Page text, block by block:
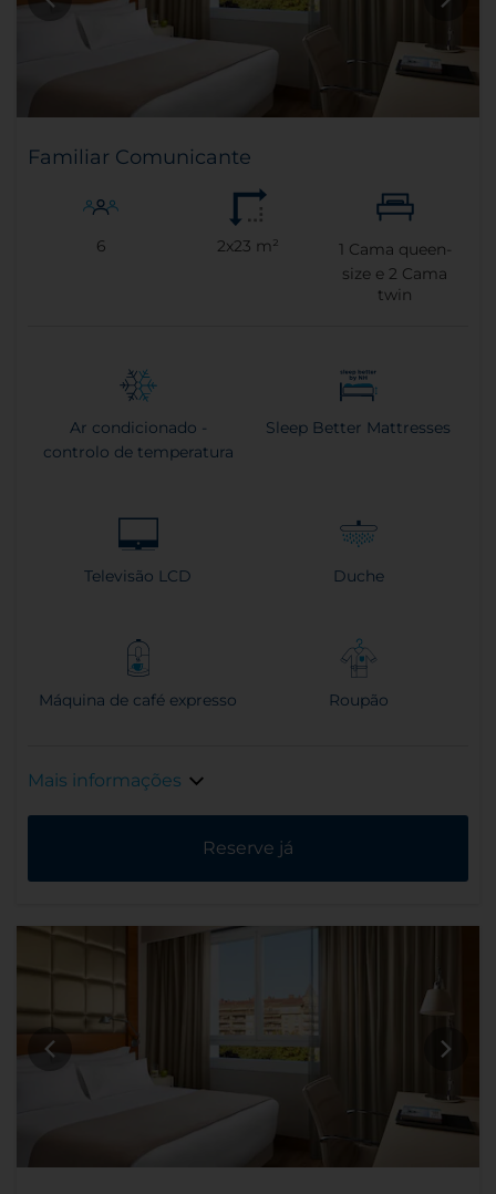
Familiar Comunicante
6 2x23 m² 1 Cama queen-
size e 2 Cama
twin
Ar condicionado -
controlo de temperatura
Sleep Better Mattresses
Televisão LCD Duche
Máquina de café expresso Roupão
Mais informações
Reserve já